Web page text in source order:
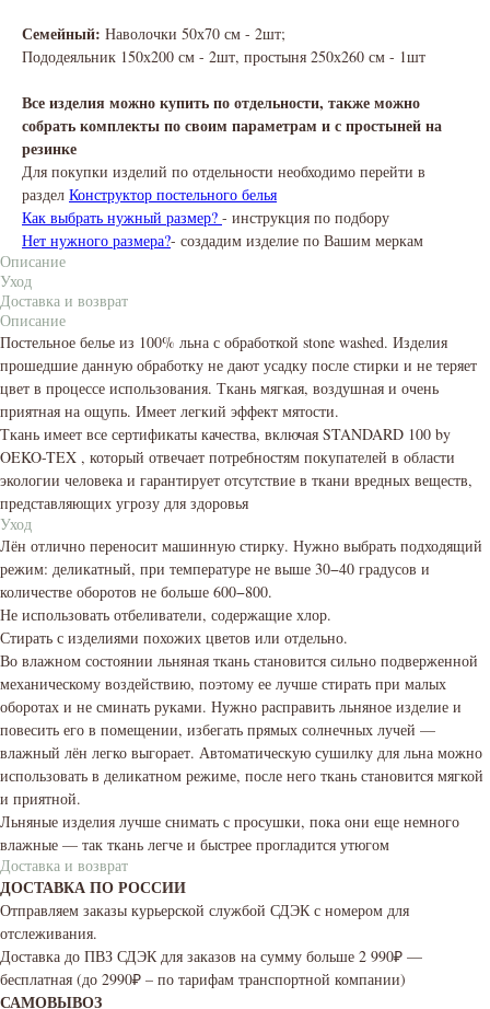
Семейный: Наволочки 50х70 см - 2шт;
Пододеяльник 150х200 см - 2шт, простыня 250х260 см - 1шт
Все изделия можно купить по отдельности, также можно
собрать комплекты по своим параметрам и с простыней на
резинке
Для покупки изделий по отдельности необходимо перейти в
раздел Конструктор постельного белья
Как выбрать нужный размер? - инструкция по подбору
Нет нужного размера?- создадим изделие по Вашим меркам
Описание
Уход
Доставка и возврат
Описание
Постельное белье из 100% льна с обработкой stone washed. Изделия
прошедшие данную обработку не дают усадку после стирки и не теряет
цвет в процессе использования. Ткань мягкая, воздушная и очень
приятная на ощупь. Имеет легкий эффект мятости.
Ткань имеет все сертификаты качества, включая STANDARD 100 by
OEKO-TEX , который отвечает потребностям покупателей в области
экологии человека и гарантирует отсутствие в ткани вредных веществ,
представляющих угрозу для здоровья
Уход
Лён отлично переносит машинную стирку. Нужно выбрать подходящий
режим: деликатный, при температуре не выше 30−40 градусов и
количестве оборотов не больше 600−800.
Не использовать отбеливатели, содержащие хлор.
Стирать с изделиями похожих цветов или отдельно.
Во влажном состоянии льняная ткань становится сильно подверженной
механическому воздействию, поэтому ее лучше стирать при малых
оборотах и не сминать руками. Нужно расправить льняное изделие и
повесить его в помещении, избегать прямых солнечных лучей —
влажный лён легко выгорает. Автоматическую сушилку для льна можно
использовать в деликатном режиме, после него ткань становится мягкой
и приятной.
Льняные изделия лучше снимать с просушки, пока они еще немного
влажные — так ткань легче и быстрее прогладится утюгом
Доставка и возврат
ДОСТАВКА ПО РОССИИ
Отправляем заказы курьерской службой СДЭК с номером для
отслеживания.
Доставка до ПВЗ СДЭК для заказов на сумму больше 2 990₽ —
бесплатная (до 2990₽ – по тарифам транспортной компании)
САМОВЫВОЗ